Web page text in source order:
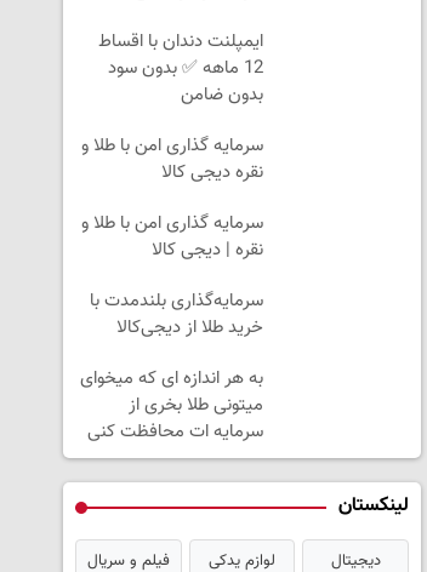
ایمپلنت دندان با اقساط
12 ماهه ✅ بدون سود
بدون ضامن
سرمایه گذاری امن با طلا و
نقره دیجی کالا
سرمایه گذاری امن با طلا و
نقره | دیجی کالا
سرمایه‌گذاری بلندمدت با
خرید طلا از دیجی‌کالا
به هر اندازه ای که میخوای
میتونی طلا بخری از
سرمایه ات محافظت کنی
لینکستان
دیجیتال لوازم یدکی فیلم و سریال